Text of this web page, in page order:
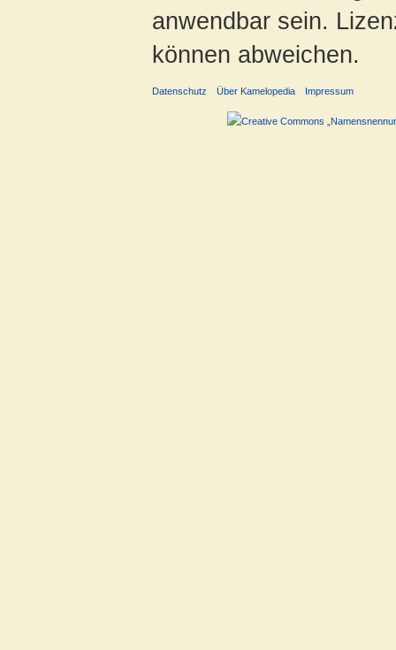
anwendbar sein.
können abweichen.
Datenschutz Über Kamelopedia Impressum